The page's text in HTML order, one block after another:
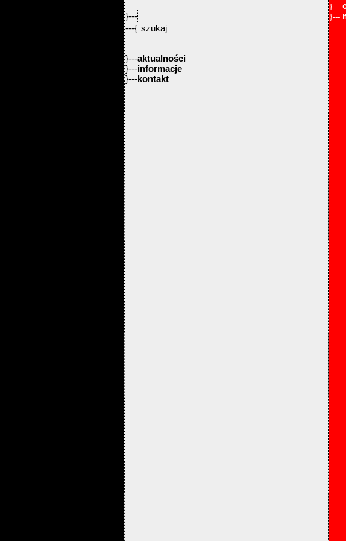
}---
---{
}---aktualności
}---informacje
}---kontakt
}---
}---